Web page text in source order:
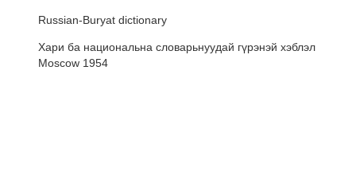
Russian-Buryat dictionary
Хари ба национальна словарьнуудай гүрэнэй хэблэл
Moscow 1954